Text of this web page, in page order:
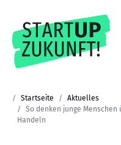
Startseite
Aktuelles
So denken junge
Handeln